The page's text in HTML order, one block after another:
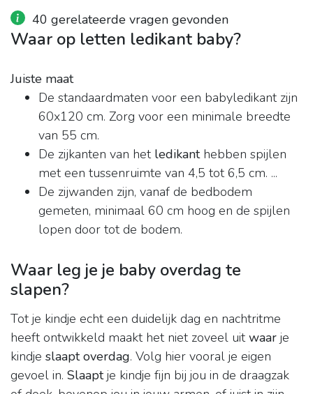
40 gerelateerde vragen gevonden
Waar op letten ledikant baby?
Juiste maat
De standaardmaten voor een babyledikant zijn
60x120 cm. Zorg voor een minimale breedte
van 55 cm.
De zijkanten van het ledikanthebben spijlen
met een tussenruimte van 4,5 tot 6,5 cm. ...
De zijwanden zijn, vanaf de bedbodem
gemeten, minimaal 60 cm hoog en de spijlen
lopen door tot de bodem.
Waar leg je je baby overdag te
slapen?
Tot je kindje echt een duidelijk dag en nachtritme
heeft ontwikkeld maakt het niet zoveel uitwaar je
kindje slaapt overdag. Volg hier vooral je eigen
gevoel in. Slaaptje kindje fijn bij jou in de draagzak